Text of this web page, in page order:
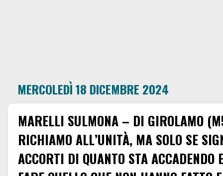
MERCOLEDÌ 18 DICEMBRE 2024
MARELLI SULMONA – DI GIROLAMO
RICHIAMO ALL’UNITÀ, MA SOLO SE
ACCORTI DI QUANTO STA ACCADENDO